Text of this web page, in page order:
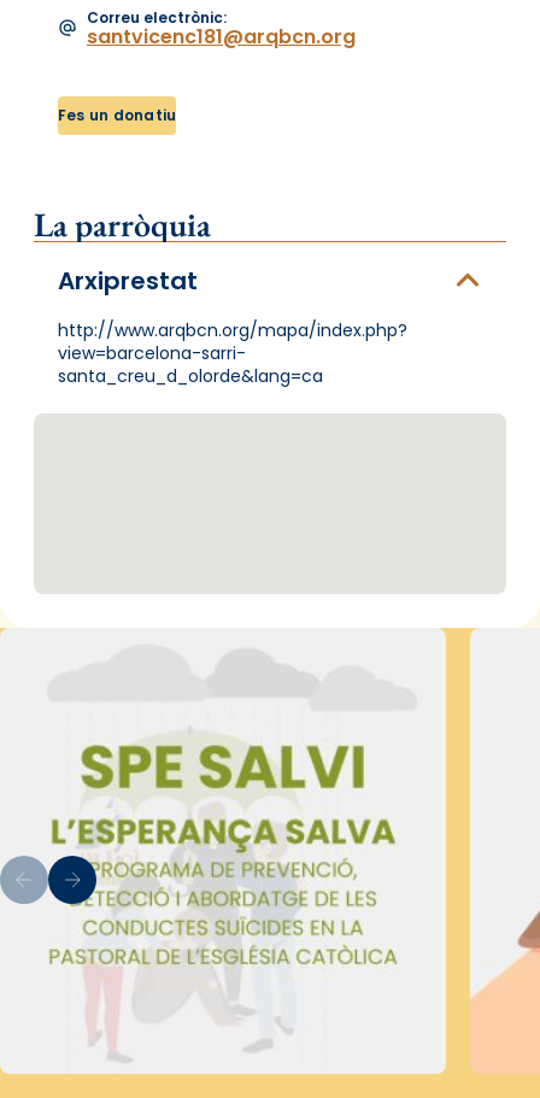
Correu electrònic:
santvicenc181@arqbcn.org
Fes un donatiu
La parròquia
Arxiprestat
http://www.arqbcn.org/mapa/index.php?
view=barcelona-sarri-
santa_creu_d_olorde&lang=ca